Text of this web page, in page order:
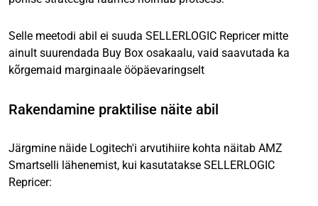
Selle meetodi abil ei suuda SELLERLOGIC Repricer mitte
ainult suurendada Buy Box osakaalu, vaid saavutada ka
kõrgemaid marginaale ööpäevaringselt
Rakendamine praktilise näite abil
Järgmine näide Logitech'i arvutihiire kohta näitab AMZ
Smartselli lähenemist, kui kasutatakse SELLERLOGIC
Repricer: